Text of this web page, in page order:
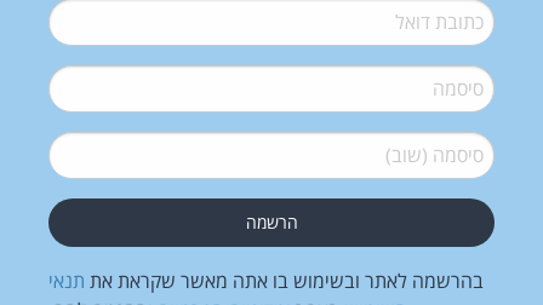
דואל*
סיסמה*
סיסמה (שוב)*
בהרשמה לאתר ובשימוש בו אתה מאשר שקראת את תנאי